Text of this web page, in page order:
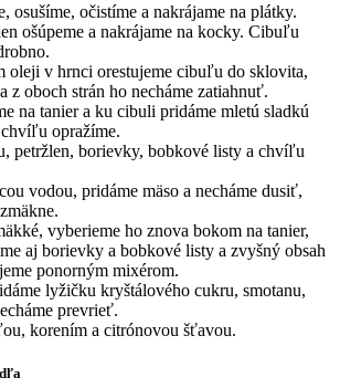
osušíme, očistíme a nakrájame na plátky.
ošúpeme a nakrájame na kocky. Cibuľu
oleji v hrnci orestujeme cibuľu do sklovita,
z oboch strán ho necháme zatiahnuť.
na tanier a ku cibuli pridáme mletú sladkú
opražíme.
petržlen, borievky, bobkové listy a chvíľu
vodou, pridáme mäso a necháme dusiť,
vyberieme ho znova bokom na tanier,
aj borievky a bobkové listy a zvyšný obsah
ponorným mixérom.
lyžičku kryštálového cukru, smotanu,
prevrieť.
korením a citrónovou šťavou.